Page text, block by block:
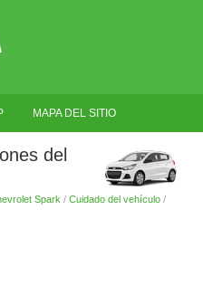
MAPA DEL SITIO
del
Spark / Cuidado del vehículo /